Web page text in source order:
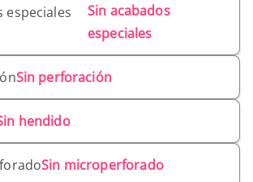
especiales
Sin acabados
especiales
Sin perforación
hendido
Sin microperforado